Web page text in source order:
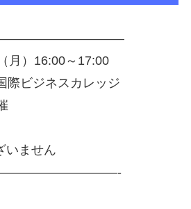
）16:00～17:00
ビジネスカレッジ
いません